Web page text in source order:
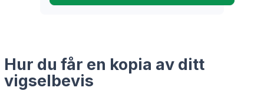
Hur du får en kopia av ditt
vigselbevis